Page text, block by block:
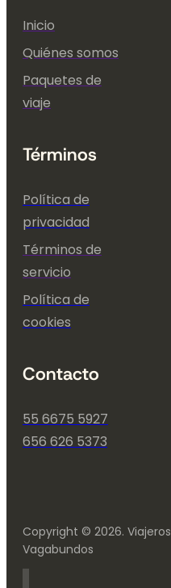
Inicio
Quiénes somos
Paquetes de
viaje
Términos
Política de
privacidad
Términos de
servicio
Política de
cookies
Contacto
55 6675 5927
656 626 5373
Copyright © 2026. Viajeros
Vagabundos